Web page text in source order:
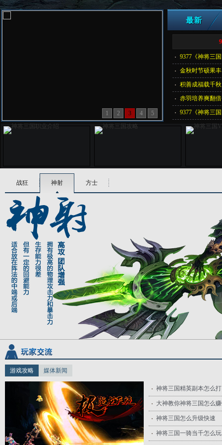
1 2 3 4 5
9377《神将三
金秋时节硕果
积善成福载千秋
赤羽培养爽翻
9377《神将三
战狂 神射 方士
游戏攻略 媒体新闻
神将三国精英副本怎么打
大神教你神将三国怎么
神将三国怎么升级快速
神将三国一骑当千怎么玩